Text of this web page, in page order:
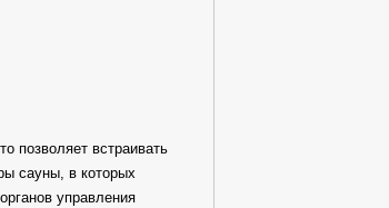
позволяет встраивать
сауны, в которых
управления